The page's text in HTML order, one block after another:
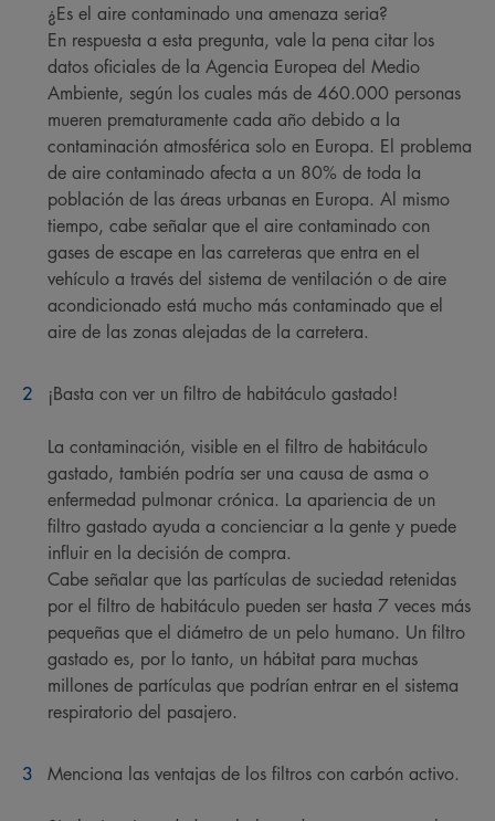
¿Es el aire contaminado una amenaza seria?
En respuesta a esta pregunta, vale la pena citar los
datos oficiales de la Agencia Europea del Medio
Ambiente, según los cuales más de 460.000 personas
mueren prematuramente cada año debido a la
contaminación atmosférica solo en Europa. El problema
de aire contaminado afecta a un 80% de toda la
población de las áreas urbanas en Europa. Al mismo
tiempo, cabe señalar que el aire contaminado con
gases de escape en las carreteras que entra en el
vehículo a través del sistema de ventilación o de aire
acondicionado está mucho más contaminado que el
aire de las zonas alejadas de la carretera.
¡Basta con ver un filtro de habitáculo gastado!
La contaminación, visible en el filtro de habitáculo
gastado, también podría ser una causa de asma o
enfermedad pulmonar crónica. La apariencia de un
filtro gastado ayuda a concienciar a la gente y puede
influir en la decisión de compra.
Cabe señalar que las partículas de suciedad retenidas
por el filtro de habitáculo pueden ser hasta 7 veces más
pequeñas que el diámetro de un pelo humano. Un filtro
gastado es, por lo tanto, un hábitat para muchas
millones de partículas que podrían entrar en el sistema
respiratorio del pasajero.
Menciona las ventajas de los filtros con carbón activo.